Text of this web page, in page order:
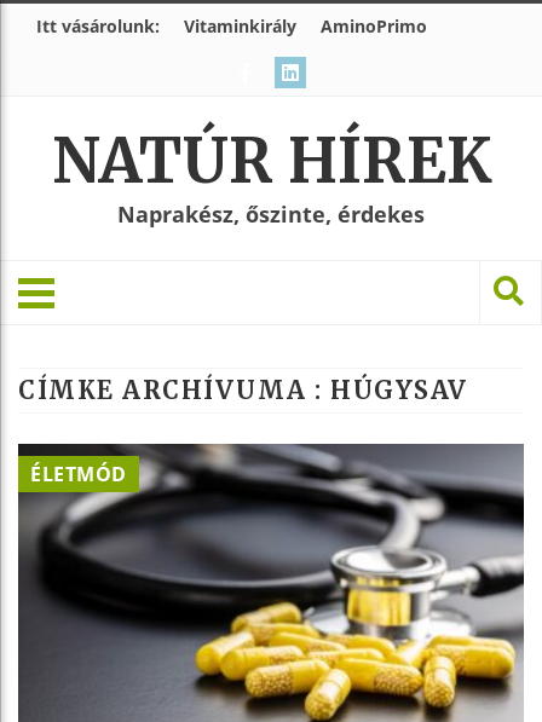
Itt vásárolunk: Vitaminkirály AminoPrimo
NATÚR HÍREK
Naprakész, őszinte, érdekes
CÍMKE ARCHÍVUMA : HÚGYSAV
ÉLETMÓD